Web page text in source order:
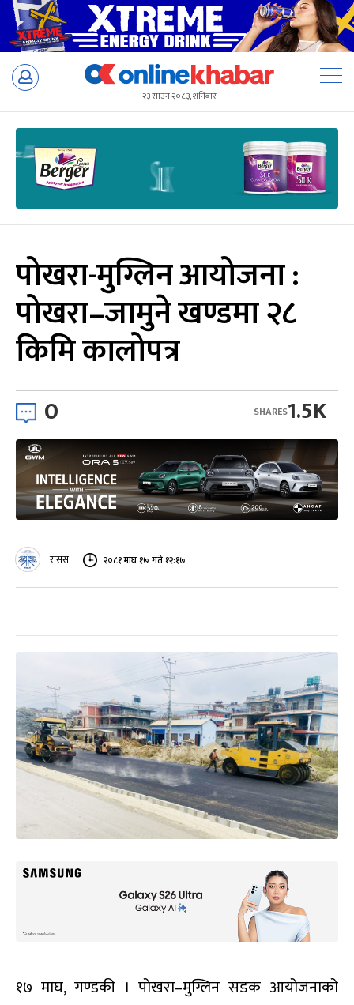
Skip
२३ साउन २०८३, शनिबार
पोखरा-मुग्लिन आयोजना :
पोखरा–जामुने खण्डमा २८
किमि कालोपत्र
0 1.5K
SHARES
रासस २०८१ माघ १७ गते १२:१७
१७ माघ, गण्डकी । पोखरा–मुग्लिन सडक आयोजनाको